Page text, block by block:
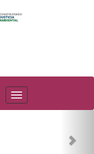
PAOT